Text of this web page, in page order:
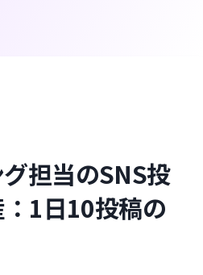
担当のSNS投
1日10投稿の